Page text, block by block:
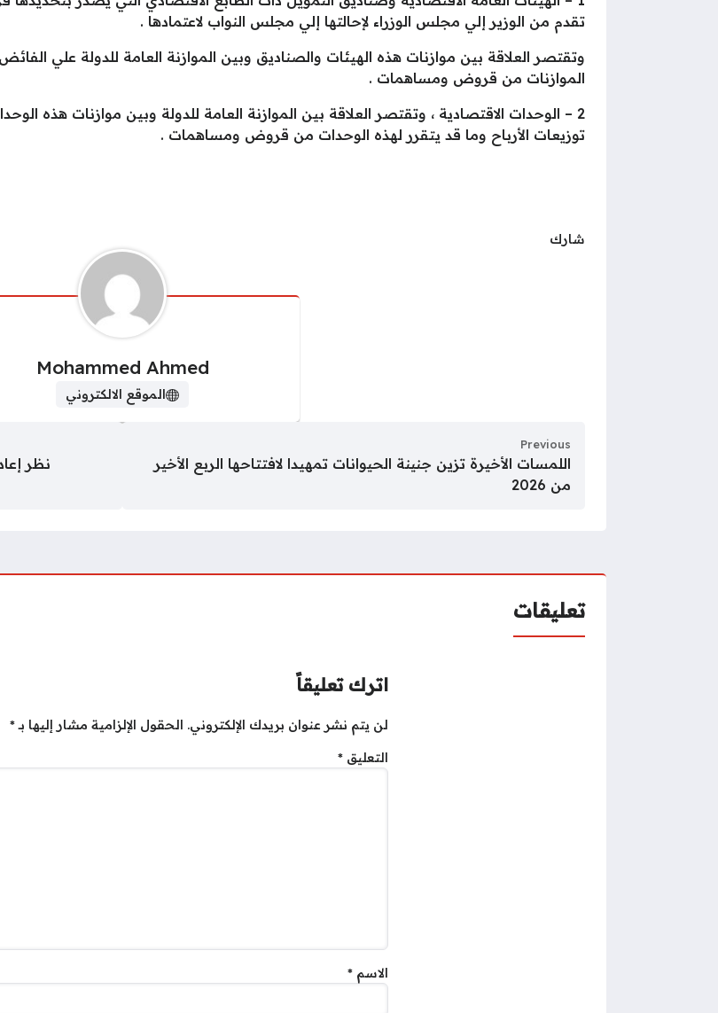
تقدم من الوزير إلي مجلس الوزراء لإحالتها إلي مجلس النواب لاعتمادها .
وتقتصر العلاقة بين موازنات هذه الهيئات والصناديق وبين الموازنة العامة للدولة علي
الموازنات من قروض ومساهمات .
2 – الوحدات الاقتصادية ، وتقتصر العلاقة بين الموازنة العامة للدولة وبين موازنات هذه
توزيعات الأرباح وما قد يتقرر لهذه الوحدات من قروض ومساهمات .
شارك
Mohammed Ahmed
الموقع الالكتروني
Previous
اللمسات الأخيرة تزين جنينة الحيوانات تمهيدا لافتتاحها الربع الأخير
من 2026
نظر إعادة محاكمة 7
تعليقات
اترك تعليقاً
لن يتم نشر عنوان بريدك الإلكتروني. الحقول الإلزامية مشار إليها بـ*
التعليق *
الاسم *